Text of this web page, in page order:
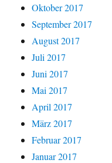
Oktober 2017
September 2017
August 2017
Juli 2017
Juni 2017
Mai 2017
April 2017
März 2017
Februar 2017
Januar 2017